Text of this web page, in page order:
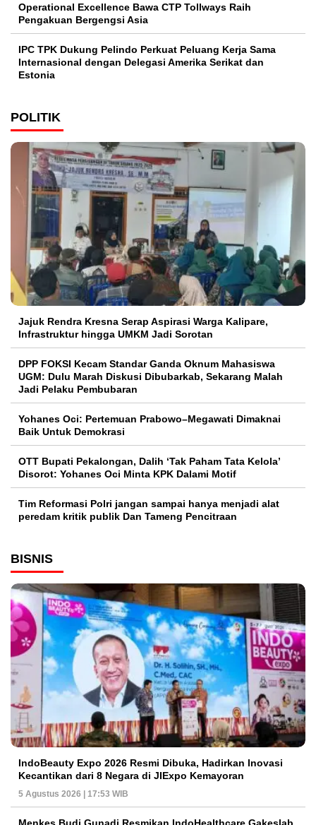
Operational Excellence Bawa CTP Tollways Raih
Pengakuan Bergengsi Asia
IPC TPK Dukung Pelindo Perkuat Peluang Kerja Sama
Internasional dengan Delegasi Amerika Serikat dan
Estonia
POLITIK
Jajuk Rendra Kresna Serap Aspirasi Warga Kalipare,
Infrastruktur hingga UMKM Jadi Sorotan
DPP FOKSI Kecam Standar Ganda Oknum Mahasiswa
UGM: Dulu Marah Diskusi Dibubarkab, Sekarang Malah
Jadi Pelaku Pembubaran
Yohanes Oci: Pertemuan Prabowo–Megawati Dimaknai
Baik Untuk Demokrasi
OTT Bupati Pekalongan, Dalih ‘Tak Paham Tata Kelola’
Disorot: Yohanes Oci Minta KPK Dalami Motif
Tim Reformasi Polri jangan sampai hanya menjadi alat
peredam kritik publik Dan Tameng Pencitraan
BISNIS
IndoBeauty Expo 2026 Resmi Dibuka, Hadirkan Inovasi
Kecantikan dari 8 Negara di JIExpo Kemayoran
5 Agustus 2026 | 17:53 WIB